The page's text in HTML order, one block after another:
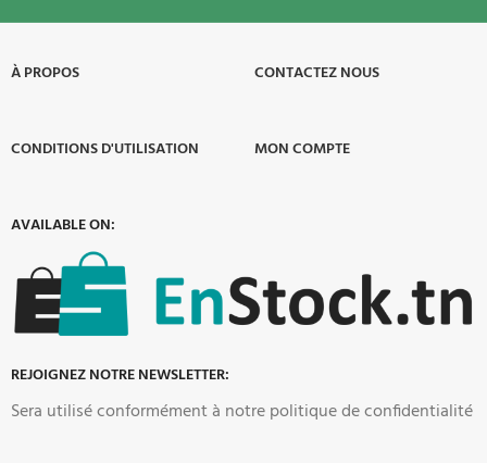
À PROPOS​
CONDITIONS D'UTILISATION
CONTACTEZ NOUS
MON COMPTE
AVAILABLE ON:
REJOIGNEZ NOTRE NEWSLETTER:
Sera utilisé conformément à notre politique de confidentialité